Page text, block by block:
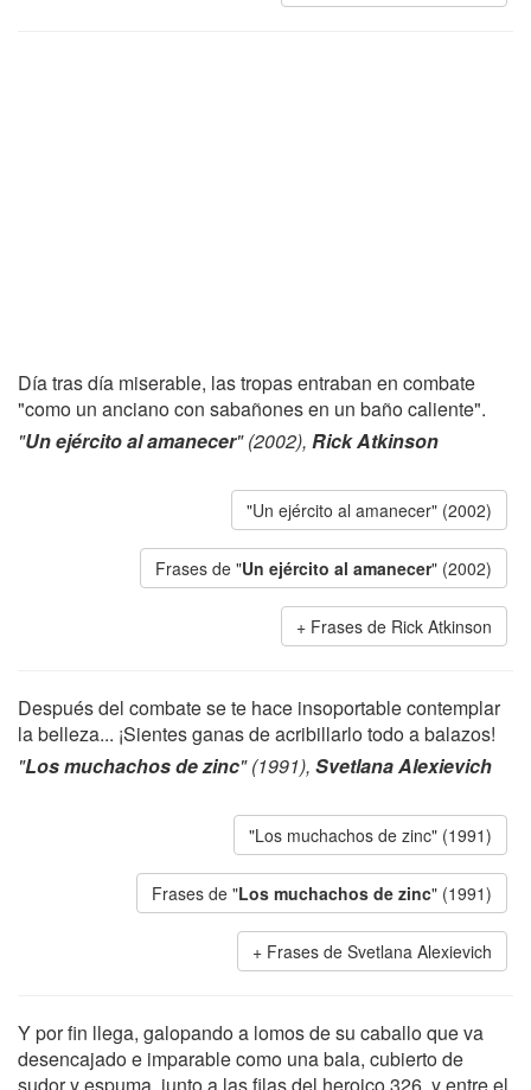
Día tras día miserable, las tropas entraban en combate
"como un anciano con sabañones en un baño caliente".
"Un ejército al amanecer" (2002), Rick Atkinson
"Un ejército al amanecer" (2002)
Frases de "Un ejército al amanecer" (2002)
Frases de Rick Atkinson
Después del combate se te hace insoportable contemplar
la belleza... ¡Sientes ganas de acribillarlo todo a balazos!
"Los muchachos de zinc" (1991), Svetlana Alexievich
"Los muchachos de zinc" (1991)
Frases de "Los muchachos de zinc" (1991)
Frases de Svetlana Alexievich
Y por fin llega, galopando a lomos de su caballo que va
desencajado e imparable como una bala, cubierto de